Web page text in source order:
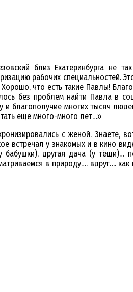
близ Екатеринбурга не
рабочих специальностей.
что есть такие Павлы!
без проблем найти Павла в
и благополучие многих тысяч
еще много-много лет…»
с женой. Знаете,
встречал у знакомых и в кино
другая дача (у тёщи)…
в природу…. вдруг…. как